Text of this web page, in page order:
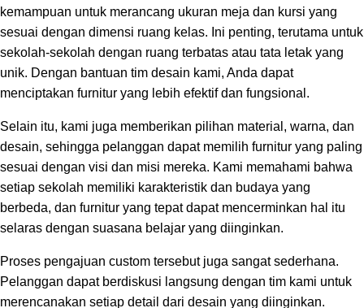
kemampuan untuk merancang ukuran meja dan kursi yang
sesuai dengan dimensi ruang kelas. Ini penting, terutama untuk
sekolah-sekolah dengan ruang terbatas atau tata letak yang
unik. Dengan bantuan tim desain kami, Anda dapat
menciptakan furnitur yang lebih efektif dan fungsional.
Selain itu, kami juga memberikan pilihan material, warna, dan
desain, sehingga pelanggan dapat memilih furnitur yang paling
sesuai dengan visi dan misi mereka. Kami memahami bahwa
setiap sekolah memiliki karakteristik dan budaya yang
berbeda, dan furnitur yang tepat dapat mencerminkan hal itu
selaras dengan suasana belajar yang diinginkan.
Proses pengajuan custom tersebut juga sangat sederhana.
Pelanggan dapat berdiskusi langsung dengan tim kami untuk
merencanakan setiap detail dari desain yang diinginkan.